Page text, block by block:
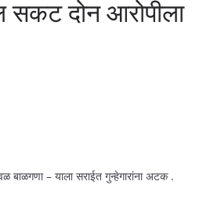
सकट दोन आरोपीला
– याला सराईत गुन्हेगारांना अटक .